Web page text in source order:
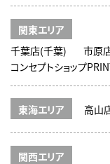
関東エリア
千葉店(千葉)
市原
コンセプトショップ
東海エリア 高山
関西エリア